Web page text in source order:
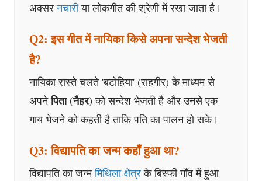
अक्सरनचारीया लोकगीत की श्रेणी में रखा जाता है।
Q2: इस गीत में नायिका किसे अपना सन्देश भेजती
है?
नायिका रास्ते चलते 'बटोहिया' (राहगीर) के माध्यम से
अपनेपिता (नैहर) को सन्देश भेजती है और उनसे एक
गाय भेजने को कहती है ताकि पति का पालन हो सके।
Q3: विद्यापति का जन्म कहाँ हुआ था?
विद्यापति का जन्ममिथिला क्षेत्रके बिस्फी गाँव में हुआ